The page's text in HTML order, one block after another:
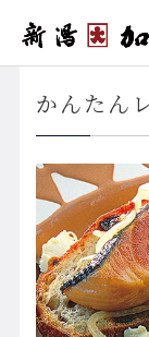
かんたん